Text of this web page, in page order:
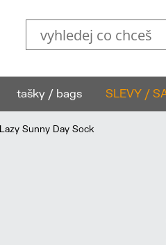
tašky / bags SLEVY /
Sunny Day Sock